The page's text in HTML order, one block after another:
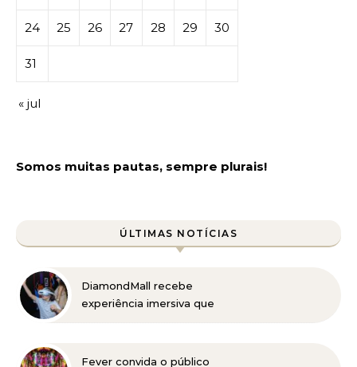
24 25 26 27 28 29 30
31
« jul
Somos muitas pautas, sempre plurais!
ÚLTIMAS NOTÍCIAS
DiamondMall recebe
experiência imersiva que
Antiga
Fever convida o público